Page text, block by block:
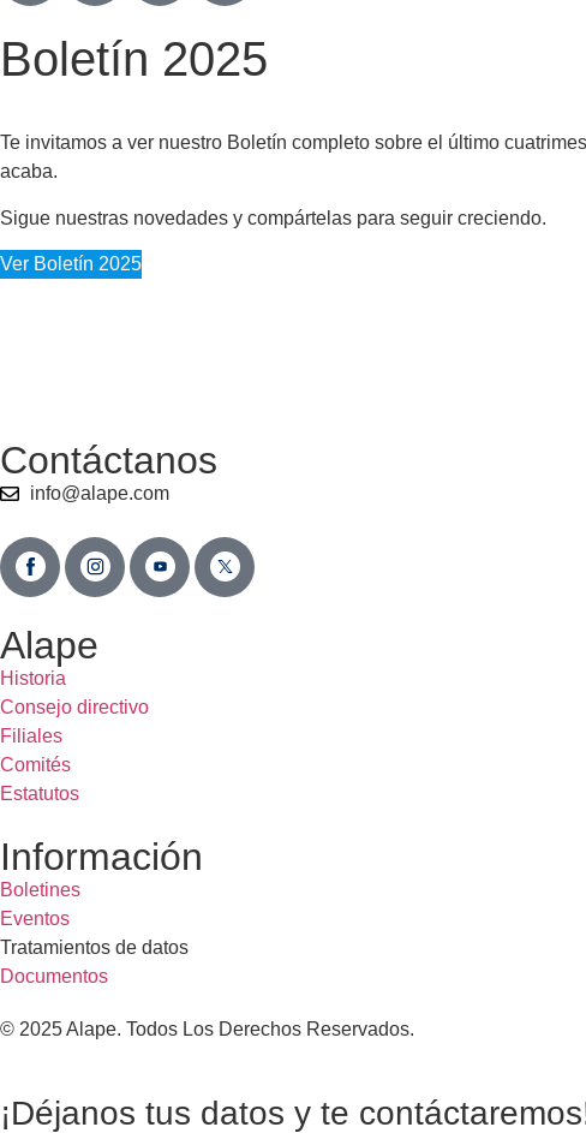
Boletín 2025
Te invitamos a ver nuestro Boletín completo sobre el último
acaba.
Sigue nuestras novedades y compártelas para seguir creciendo.
Ver Boletín 2025
Contáctanos
info@alape.com
Alape
Historia
Consejo directivo
Filiales
Comités
Estatutos
Información
Boletines
Eventos
Tratamientos de datos
Documentos
© 2025 Alape. Todos Los Derechos Reservados.
¡Déjanos tus datos y te